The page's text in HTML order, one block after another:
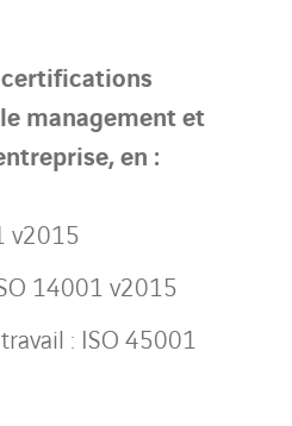
management et
en :
v2015
14001 v2015
: ISO 45001